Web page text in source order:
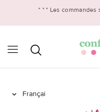
* * * Les
